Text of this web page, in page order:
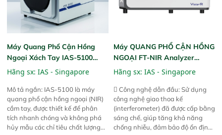
Máy Quang Phổ Cận Hồng
Ngoại Xách Tay IAS-5100
Portable NIR Analyzer
Hãng sx: IAS - Singapore
Mô tả ngắn: IAS-5100 là máy
quang phổ cận hồng ngoại (NIR)
cầm tay, được thiết kế để phân
tích nhanh chóng và không phá
hủy mẫu các chỉ tiêu chất lượng
Máy QUANG PHỔ CẬN HỒNG
NGOẠI FT-NIR Analyzer
Vista-R
Hãng sx: IAS - Singapore
 Công nghệ dẫn đầu: Sử dụng
công nghệ giao thoa kế
(interferometer) đã được cấp bằng
sáng chế, giúp tăng khả năng
chống nhiễu, đảm bảo độ ổn định